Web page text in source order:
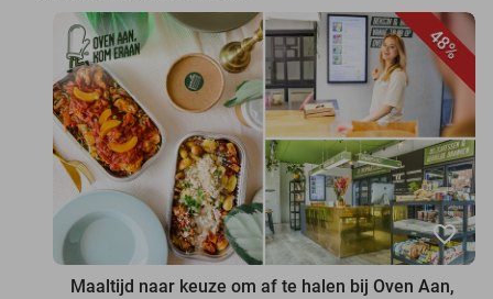
48%
favorite_border
Maaltijd naar keuze om af te halen bij Oven Aan,